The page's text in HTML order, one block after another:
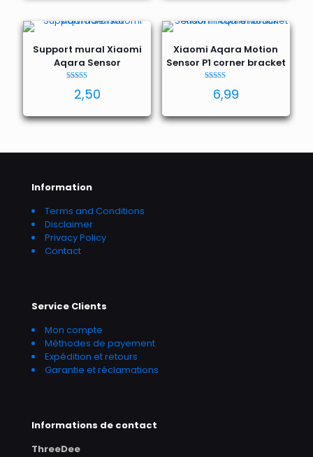
Support mural Xiaomi
Aqara Sensor
5.00
sur 5
2,50
Xiaomi Aqara Motion
Sensor P1 corner bracket
5.00
sur 5
6,99
Information
Terms and Conditions
Disclaimer
Privacy Policy
Contact
Service Clients
Mon compte
Méthodes de payement
Expédition et retours
Garantie et réclamations
Informations de contact
ThreeDee